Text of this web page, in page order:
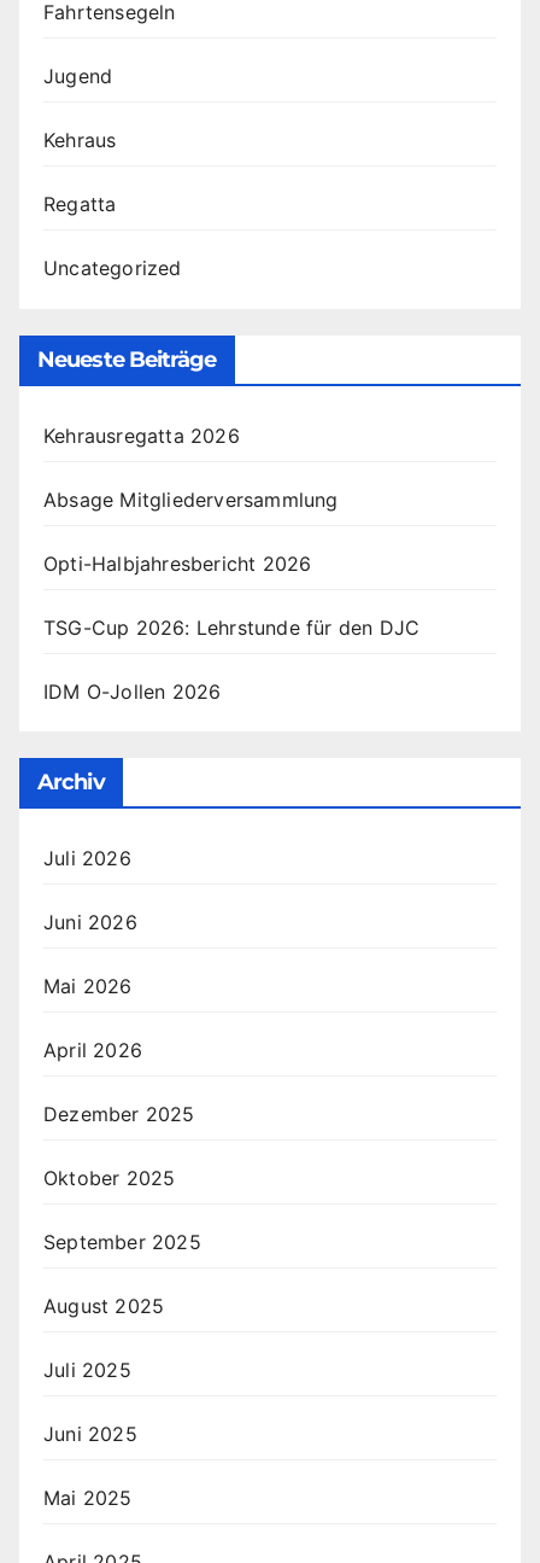
Fahrtensegeln
Jugend
Kehraus
Regatta
Uncategorized
Neueste Beiträge
Kehrausregatta 2026
Absage Mitgliederversammlung
Opti-Halbjahresbericht 2026
TSG-Cup 2026: Lehrstunde für den DJC
IDM O-Jollen 2026
Archiv
Juli 2026
Juni 2026
Mai 2026
April 2026
Dezember 2025
Oktober 2025
September 2025
August 2025
Juli 2025
Juni 2025
Mai 2025